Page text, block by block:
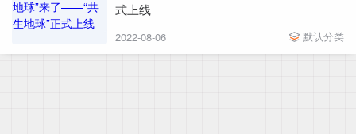
式上线
2022-08-06 默认分类